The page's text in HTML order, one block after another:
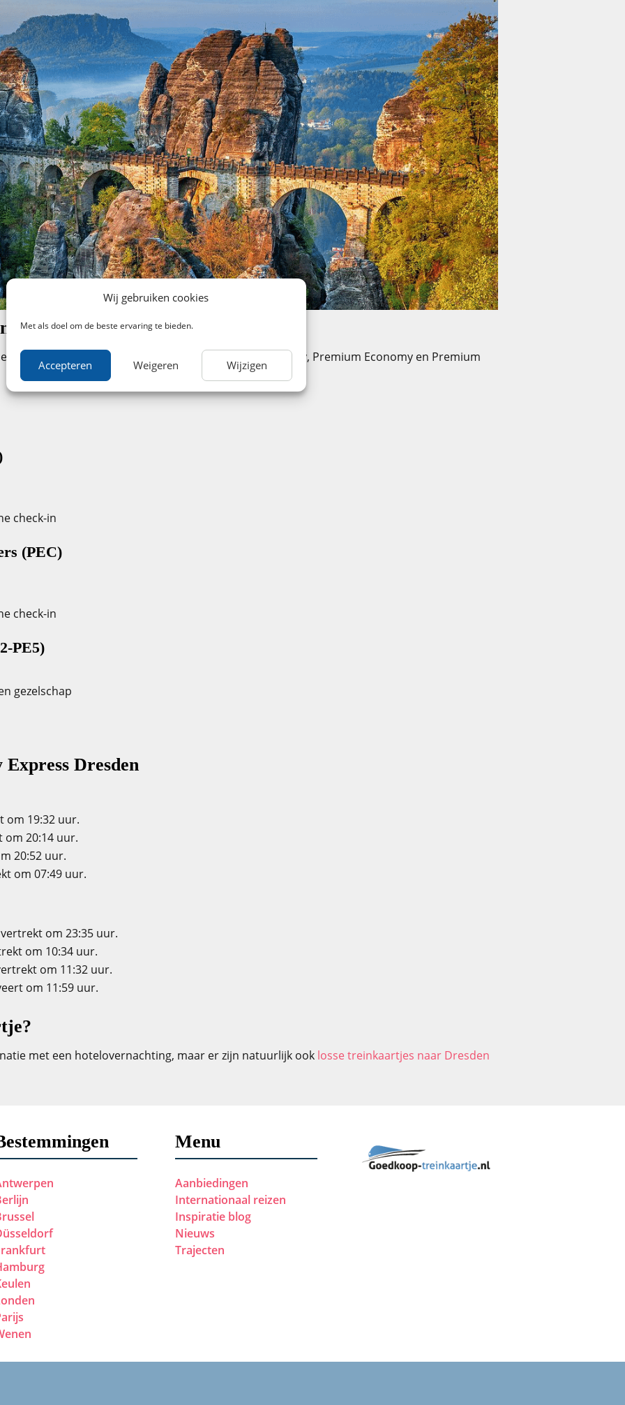
Wij gebruiken cookies
Met als doel om de beste ervaring te bieden.
Accepteren Weigeren Wijzigen
3 reisklassen
gemaakt tussen 3 reisklassen, namelijk: Economy, Premium Economy en Premium
check-in
(PEC)
check-in
PE5)
gezelschap
Dresden
om 19:32 uur.
om 20:14 uur.
20:52 uur.
om 07:49 uur.
om 23:35 uur.
om 10:34 uur.
om 11:32 uur.
om 11:59 uur.
met een hotelovernachting, maar er zijn natuurlijk ook losse treinkaartjes naar Dresden
Menu
Aanbiedingen
Internationaal reizen
Inspiratie blog
Nieuws
Trajecten